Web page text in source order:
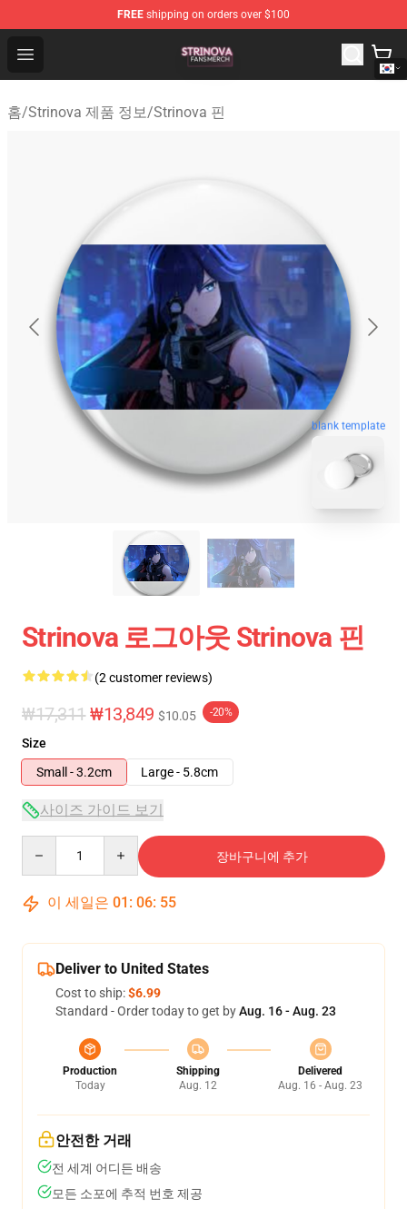
FREE shipping on orders over $100
Open menu
Strinova Shop - Official Strinova Merchandise Store
홈/Strinova 제품 정보/Strinova 핀
blank template
Strinova 로그아웃 Strinova 핀
(2 customer reviews)
₩17,311 ₩13,849 $10.05 -20%
Size
Small - 3.2cm
Large - 5.8cm
사이즈 가이드 보기
장바구니에 추가
이 세일은 01 : 06: 55
Deliver to United States
Cost to ship:$6.99
Standard - Order today to get byAug. 16 - Aug. 23
Production
Today
Shipping
Aug. 12
Delivered
Aug. 16 - Aug. 23
안전한 거래
전 세계 어디든 배송
모든 소포에 추적 번호 제공